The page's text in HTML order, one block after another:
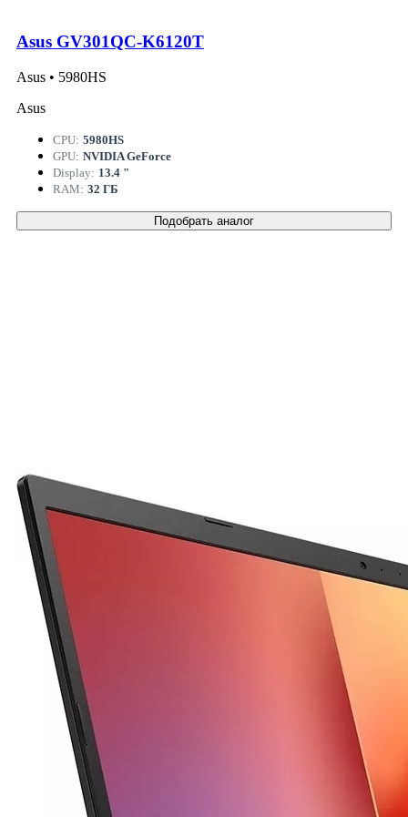
Asus GV301QC-K6120T
Asus • 5980HS
Asus
CPU: 5980HS
GPU: NVIDIA GeForce
Display: 13.4 "
RAM: 32 ГБ
Подобрать аналог